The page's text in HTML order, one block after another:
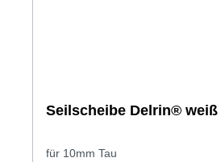
Seilscheibe Delrin® weiß
für 10mm Tau